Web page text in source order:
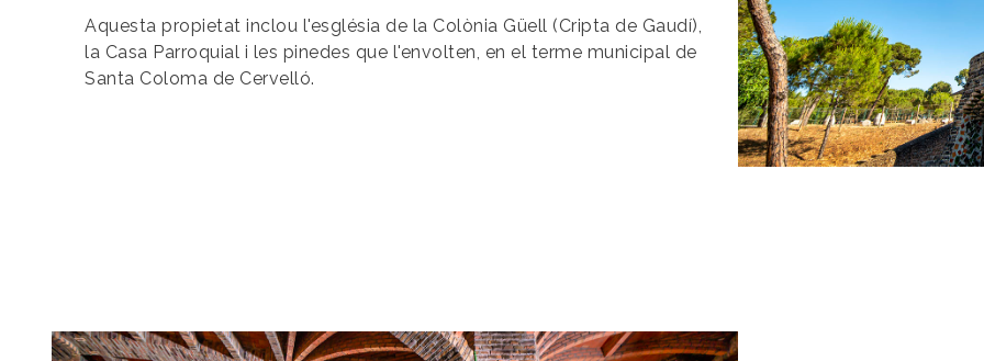
Aquesta propietat inclou l'església de la Colònia Güell (Cripta de Gaudí),
la Casa Parroquial i les pinedes que l'envolten, en el terme municipal de
Santa Coloma de Cervelló.
Image